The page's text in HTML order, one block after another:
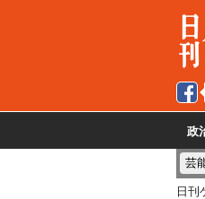
政
芸
日刊